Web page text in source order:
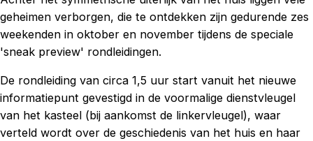
geheimen verborgen, die te ontdekken zijn gedurende zes
weekenden in oktober en november tijdens de speciale
'sneak preview' rondleidingen.
De rondleiding van circa 1,5 uur start vanuit het nieuwe
informatiepunt gevestigd in de voormalige dienstvleugel
van het kasteel (bij aankomst de linkervleugel), waar
verteld wordt over de geschiedenis van het huis en haar